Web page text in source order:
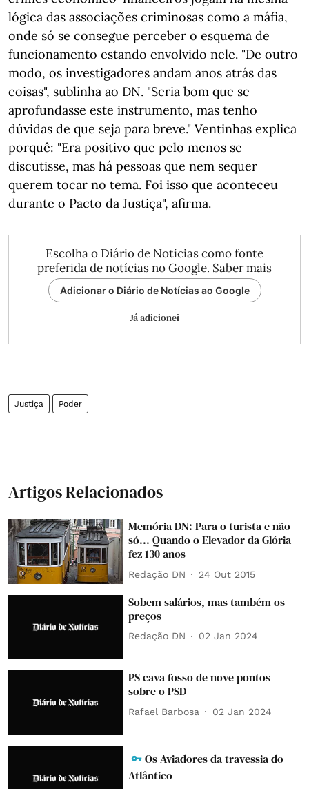
lógica das associações criminosas como a máfia,
onde só se consegue perceber o esquema de
funcionamento estando envolvido nele. "De outro
modo, os investigadores andam anos atrás das
coisas", sublinha ao DN. "Seria bom que se
aprofundasse este instrumento, mas tenho
dúvidas de que seja para breve." Ventinhas explica
porquê: "Era positivo que pelo menos se
discutisse, mas há pessoas que nem sequer
querem tocar no tema. Foi isso que aconteceu
durante o Pacto da Justiça", afirma.
Escolha o Diário de Notícias como fonte
preferida de notícias no Google. Saber mais
Adicionar o Diário de Notícias ao Google
Já adicionei
Justiça Poder
Artigos Relacionados
Memória DN: Para o turista e não
só... Quando o Elevador da Glória
fez 130 anos
Redação DN 24 Out 2015
Sobem salários, mas também os
preços
Redação DN 02 Jan 2024
PS cava fosso de nove pontos
sobre o PSD
Rafael Barbosa 02 Jan 2024
Os Aviadores da travessia do
Atlântico